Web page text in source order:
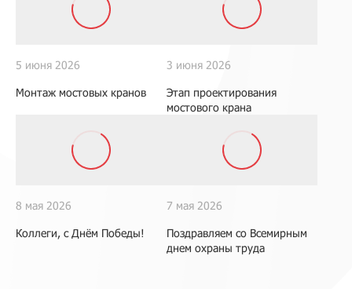
5 июня 2026
Монтаж мостовых кранов
3 июня 2026
Этап проектирования
мостового крана
8 мая 2026
Коллеги, с Днём Победы!
7 мая 2026
Поздравляем со Всемирным
днем охраны труда